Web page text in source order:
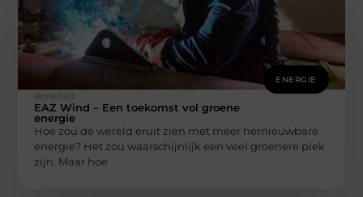
ENERGIE
Bonefast
EAZ Wind – Een toekomst vol groene
energie
Hoe zou de wereld eruit zien met meer hernieuwbare
energie? Het zou waarschijnlijk een veel groenere plek
zijn. Maar hoe